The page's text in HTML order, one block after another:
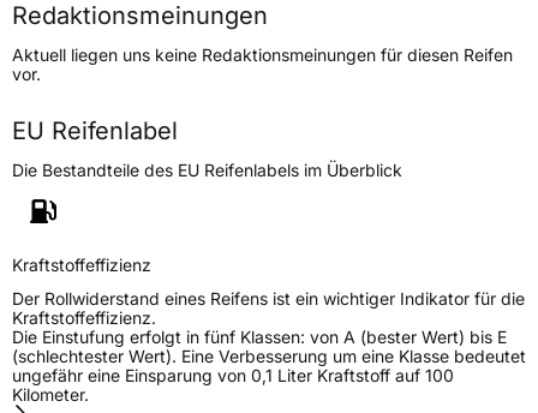
Höchstgeschwindigkeit
270 km/h
Lastindex101
Höchstlast825 kg
Generelle Merkmale
Fahrzeugtyp
VerwendungGanzjahresreifen
ModellnameCatchfors AS
FahrzeugartPKW & SUV
Weitere Eigenschaften
Redaktionsmeinungen
Aktuell liegen uns keine Redaktionsmeinungen für diesen Reifen
vor.
EU Reifenlabel
Die Bestandteile des EU Reifenlabels im Überblick
Kraftstoffeffizienz
Der Rollwiderstand eines Reifens ist ein wichtiger Indikator für die
Kraftstoffeffizienz.
Die Einstufung erfolgt in fünf Klassen: von A (bester Wert) bis E
(schlechtester Wert). Eine Verbesserung um eine Klasse bedeutet
ungefähr eine Einsparung von 0,1 Liter Kraftstoff auf 100
Kilometer.